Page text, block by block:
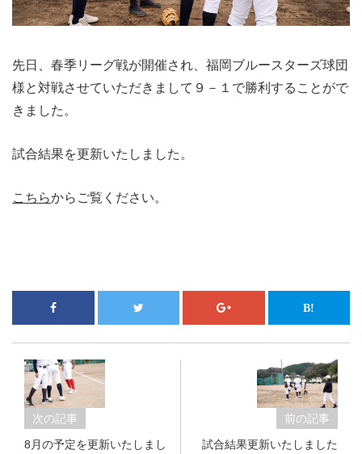
先日、春季リーグ戦が開催され、福岡ブルースターズ球団
様と対戦させていただきまして９－１で勝利することがで
きました。
試合結果を更新いたしました。
こちらからご覧ください。
次の記事
8月の予定を更新いたしまし
前の記事
試合結果更新いたしました